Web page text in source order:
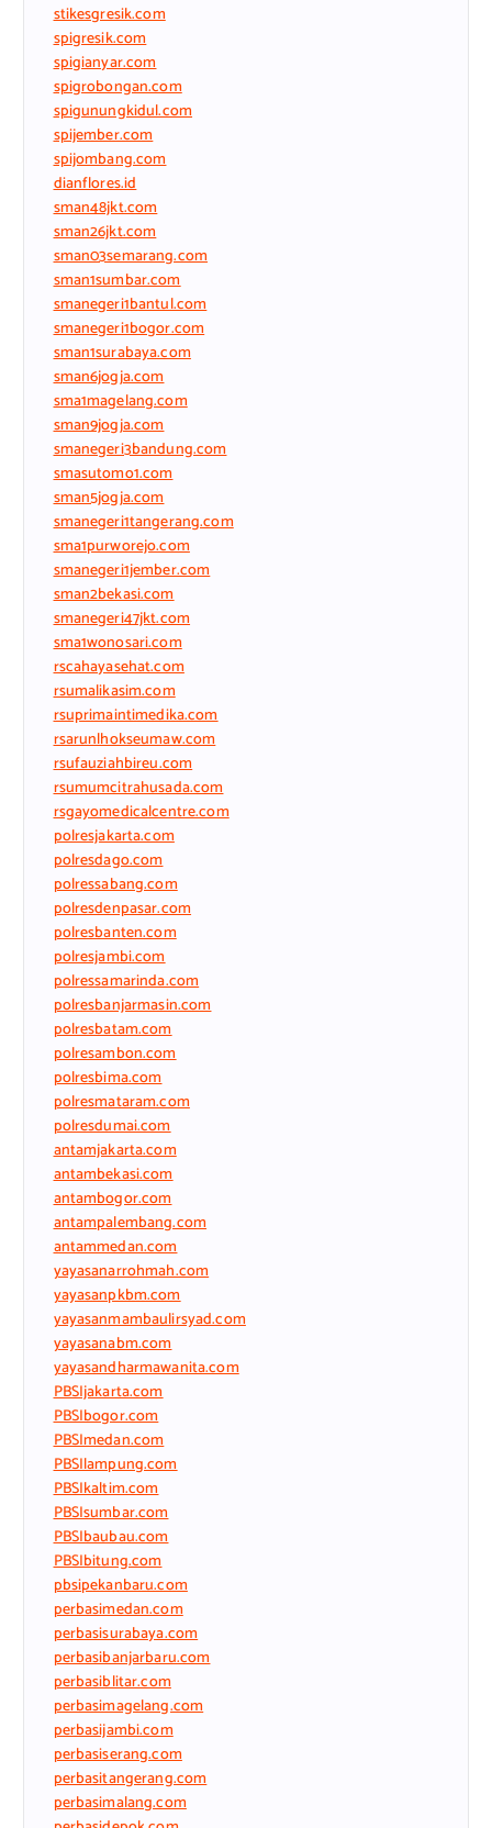
stikesgresik.com
spigresik.com
spigianyar.com
spigrobongan.com
spigunungkidul.com
spijember.com
spijombang.com
dianflores.id
sman48jkt.com
sman26jkt.com
sman03semarang.com
sman1sumbar.com
smanegeri1bantul.com
smanegeri1bogor.com
sman1surabaya.com
sman6jogja.com
sma1magelang.com
sman9jogja.com
smanegeri3bandung.com
smasutomo1.com
sman5jogja.com
smanegeri1tangerang.com
sma1purworejo.com
smanegeri1jember.com
sman2bekasi.com
smanegeri47jkt.com
sma1wonosari.com
rscahayasehat.com
rsumalikasim.com
rsuprimaintimedika.com
rsarunlhokseumaw.com
rsufauziahbireu.com
rsumumcitrahusada.com
rsgayomedicalcentre.com
polresjakarta.com
polresdago.com
polressabang.com
polresdenpasar.com
polresbanten.com
polresjambi.com
polressamarinda.com
polresbanjarmasin.com
polresbatam.com
polresambon.com
polresbima.com
polresmataram.com
polresdumai.com
antamjakarta.com
antambekasi.com
antambogor.com
antampalembang.com
antammedan.com
yayasanarrohmah.com
yayasanpkbm.com
yayasanmambaulirsyad.com
yayasanabm.com
yayasandharmawanita.com
PBSIjakarta.com
PBSIbogor.com
PBSImedan.com
PBSIlampung.com
PBSIkaltim.com
PBSIsumbar.com
PBSIbaubau.com
PBSIbitung.com
pbsipekanbaru.com
perbasimedan.com
perbasisurabaya.com
perbasibanjarbaru.com
perbasiblitar.com
perbasimagelang.com
perbasijambi.com
perbasiserang.com
perbasitangerang.com
perbasimalang.com